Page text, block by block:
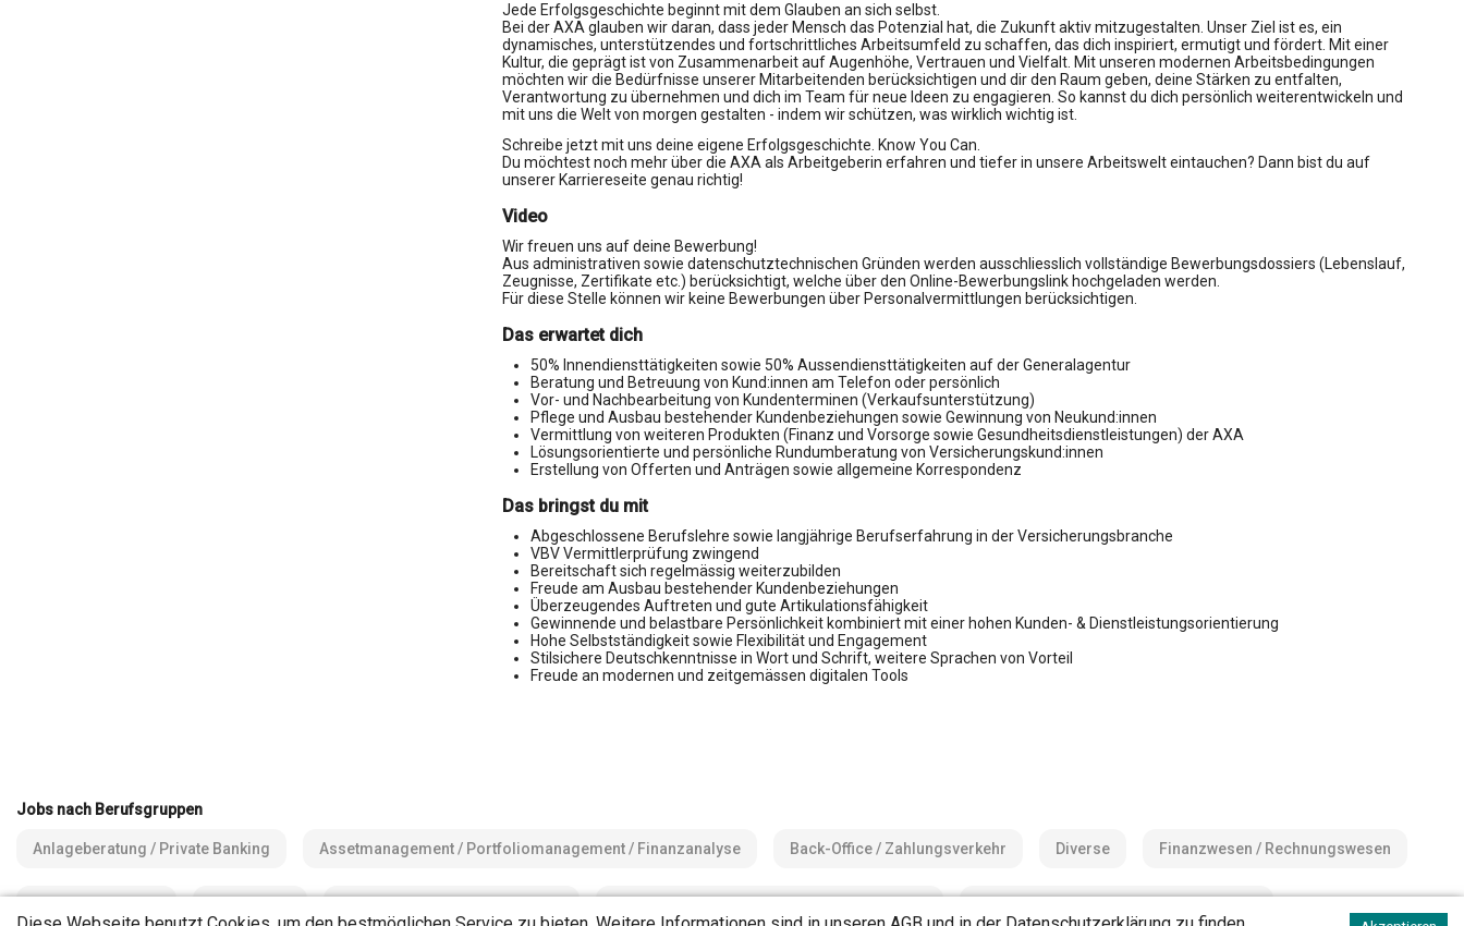
Jede Erfolgsgeschichte beginnt mit dem Glauben an sich selbst.
Bei der AXA glauben wir daran, dass jeder Mensch das Potenzial hat, die Zukunft aktiv mitzugestalten. Unser Ziel ist es, ein
dynamisches, unterstützendes und fortschrittliches Arbeitsumfeld zu schaffen, das dich inspiriert, ermutigt und fördert. Mit einer
Kultur, die geprägt ist von Zusammenarbeit auf Augenhöhe, Vertrauen und Vielfalt. Mit unseren modernen Arbeitsbedingungen
möchten wir die Bedürfnisse unserer Mitarbeitenden berücksichtigen und dir den Raum geben, deine Stärken zu entfalten,
Verantwortung zu übernehmen und dich im Team für neue Ideen zu engagieren. So kannst du dich persönlich weiterentwickeln und
mit uns die Welt von morgen gestalten - indem wir schützen, was wirklich wichtig ist.
Schreibe jetzt mit uns deine eigene Erfolgsgeschichte. Know You Can.
Du möchtest noch mehr über die AXA als Arbeitgeberin erfahren und tiefer in unsere Arbeitswelt eintauchen? Dann bist du auf
unserer Karriereseite genau richtig!
Video
Wir freuen uns auf deine Bewerbung!
Aus administrativen sowie datenschutztechnischen Gründen werden ausschliesslich vollständige Bewerbungsdossiers (Lebenslauf,
Zeugnisse, Zertifikate etc.) berücksichtigt, welche über den Online-Bewerbungslink hochgeladen werden.
Für diese Stelle können wir keine Bewerbungen über Personalvermittlungen berücksichtigen.
Das erwartet dich
50% Innendiensttätigkeiten sowie 50% Aussendiensttätigkeiten auf der Generalagentur
Beratung und Betreuung von Kund:innen am Telefon oder persönlich
Vor- und Nachbearbeitung von Kundenterminen (Verkaufsunterstützung)
Pflege und Ausbau bestehender Kundenbeziehungen sowie Gewinnung von Neukund:innen
Vermittlung von weiteren Produkten (Finanz und Vorsorge sowie Gesundheitsdienstleistungen) der AXA
Lösungsorientierte und persönliche Rundumberatung von Versicherungskund:innen
Erstellung von Offerten und Anträgen sowie allgemeine Korrespondenz
Das bringst du mit
Abgeschlossene Berufslehre sowie langjährige Berufserfahrung in der Versicherungsbranche
VBV Vermittlerprüfung zwingend
Bereitschaft sich regelmässig weiterzubilden
Freude am Ausbau bestehender Kundenbeziehungen
Überzeugendes Auftreten und gute Artikulationsfähigkeit
Gewinnende und belastbare Persönlichkeit kombiniert mit einer hohen Kunden- & Dienstleistungsorientierung
Hohe Selbstständigkeit sowie Flexibilität und Engagement
Stilsichere Deutschkenntnisse in Wort und Schrift, weitere Sprachen von Vorteil
Freude an modernen und zeitgemässen digitalen Tools
Jobs nach Berufsgruppen
Anlageberatung / Private Banking Assetmanagement / Portfoliomanagement / Finanzanalyse Back-Office / Zahlungsverkehr Diverse Finanzwesen / Rechnungswesen